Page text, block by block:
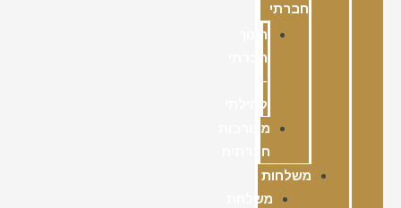
חברתי
חינוך
חברתי
–
קהילתי
מעורבות
חברתית
משלחות
משלחת